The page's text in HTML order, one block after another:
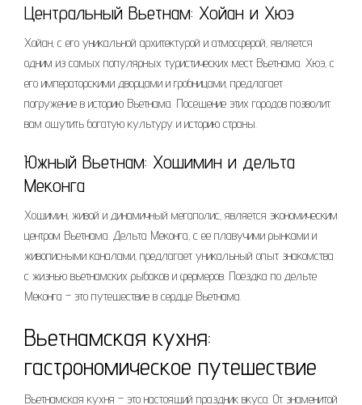
Центральный Вьетнам: Хойан и Хюэ
Хойан‚ с его уникальной архитектурой и атмосферой‚ является
одним из самых популярных туристических мест Вьетнама. Хюэ‚ с
его императорскими дворцами и гробницами‚ предлагает
погружение в историю Вьетнама. Посещение этих городов позволит
вам ощутить богатую культуру и историю страны.
Южный Вьетнам: Хошимин и дельта
Меконга
Хошимин‚ живой и динамичный мегаполис‚ является экономическим
центром Вьетнама. Дельта Меконга‚ с ее плавучими рынками и
живописными каналами‚ предлагает уникальный опыт знакомства
с жизнью вьетнамских рыбаков и фермеров. Поездка по дельте
Меконга – это путешествие в сердце Вьетнама.
Вьетнамская кухня:
гастрономическое путешествие
Вьетнамская кухня – это настоящий праздник вкуса. От знаменитой